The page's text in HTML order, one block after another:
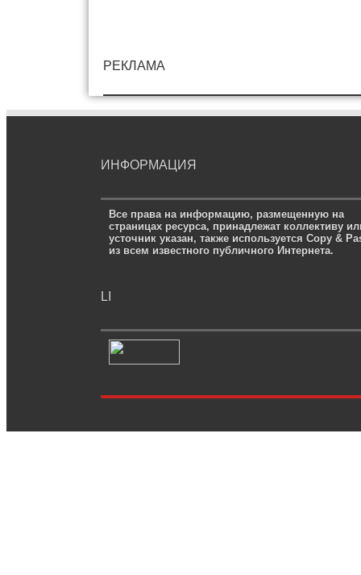
РЕКЛАМА
ИНФОРМАЦИЯ
Все права на информацию, размещенную на
страницах ресурса, принадлежат коллективу
усточник указан, также используется Copy &
из всем известного публичного Интернета.
LI